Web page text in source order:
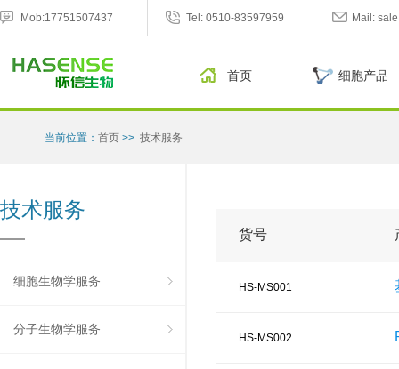
Mob:17751507437 Tel: 0510-83597959 Mail:
首页 细胞产品
当前位置： 首页 >> 技术服务
技术服务
细胞生物学服务
分子生物学服务
货号
HS-MS001
HS-MS002